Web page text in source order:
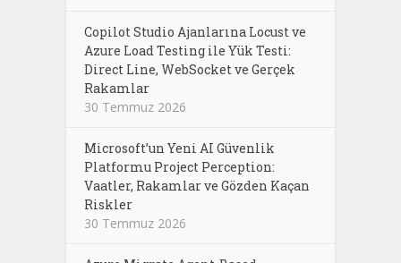
Copilot Studio Ajanlarına Locust ve
Azure Load Testing ile Yük Testi:
Direct Line, WebSocket ve Gerçek
Rakamlar
30 Temmuz 2026
Microsoft’un Yeni AI Güvenlik
Platformu Project Perception:
Vaatler, Rakamlar ve Gözden Kaçan
Riskler
30 Temmuz 2026